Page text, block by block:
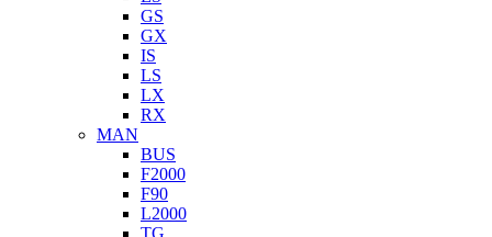
GS
GX
IS
LS
LX
RX
MAN
BUS
F2000
F90
L2000
TG